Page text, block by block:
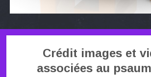
Crédit images et
associées au